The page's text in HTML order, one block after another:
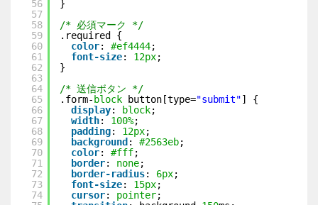
56
57
58
59
60
61
62
63
64
65
66
67
68
69
70
71
72
73
74
}
/* 必須マーク */
.required {
color: #ef4444;
font-size: 12px;
}
/* 送信ボタン */
.form- block button[type="submit"] {
display: block;
width: 100%;
padding: 12px;
background : #2563eb;
color: #fff;
border: none;
border-radius: 6px;
font-size: 15px;
cursor: pointer;